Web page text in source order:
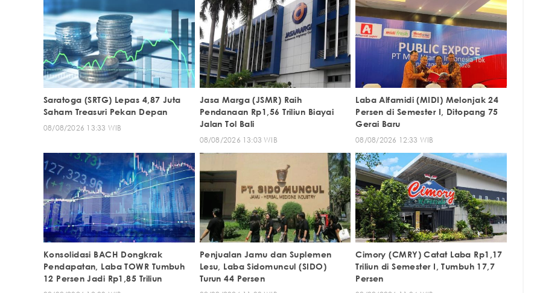
Saratoga (SRTG) Lepas 4,87 Juta
Saham Treasuri Pekan Depan
08/08/2026 13:33 WIB
Jasa Marga (JSMR) Raih
Pendanaan Rp1,56 Triliun Biayai
Jalan Tol Bali
08/08/2026 13:03 WIB
Laba Alfamidi (MIDI) Melonjak 24
Persen di Semester I, Ditopang 75
Gerai Baru
08/08/2026 12:33 WIB
Konsolidasi BACH Dongkrak
Pendapatan, Laba TOWR Tumbuh
12 Persen Jadi Rp1,85 Triliun
Penjualan Jamu dan Suplemen
Lesu, Laba Sidomuncul (SIDO)
Turun 44 Persen
Cimory (CMRY) Catat Laba Rp1,17
Triliun di Semester I, Tumbuh 17,7
Persen